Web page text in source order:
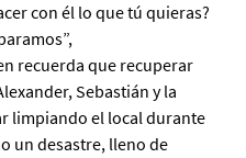
con él lo que tú quieras?
recuerda que recuperar
Sebastián y la
limpiando el local durante
un desastre, lleno de